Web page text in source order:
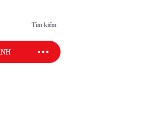
Tìm kiếm
SAO SPORT